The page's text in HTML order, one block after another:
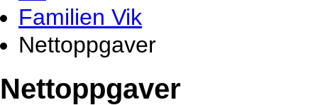
Familien Vik
Nettoppgaver
Nettoppgaver